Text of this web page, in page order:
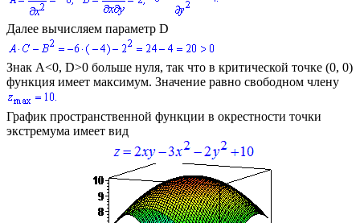
Далее вычисляем параметр D
Знак A<0, D>0 больше нуля, так что в критической точке (0, 0)
функция имеет максимум. Значение равно свободном члену
График пространственной функции в окрестности точки
экстремума имеет вид